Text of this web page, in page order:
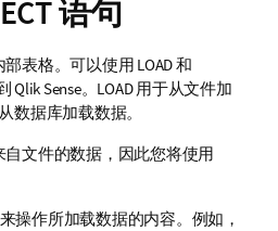
语句
表格。可以使用 LOAD和
Qlik Sense。 LOAD用于从文件加
数据库加载数据。
文件的数据，因此您将使用
操作所加载数据的内容。例如，